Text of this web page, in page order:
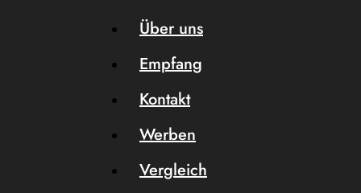
Über uns
Empfang
Kontakt
Werben
Vergleich